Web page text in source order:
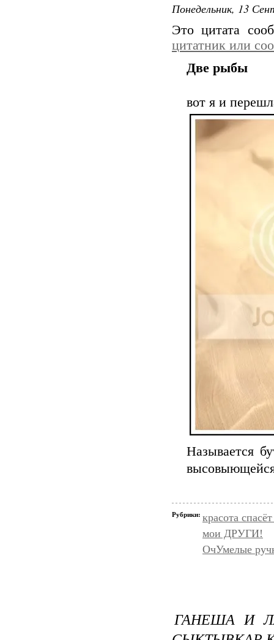
Понедельник, 13
Это цитата
цитатник или
Две рыбы
вот я и
Называется
Рубрики: красота
мои ДРУГИ!
ОчУмелые
ГАНЕША И